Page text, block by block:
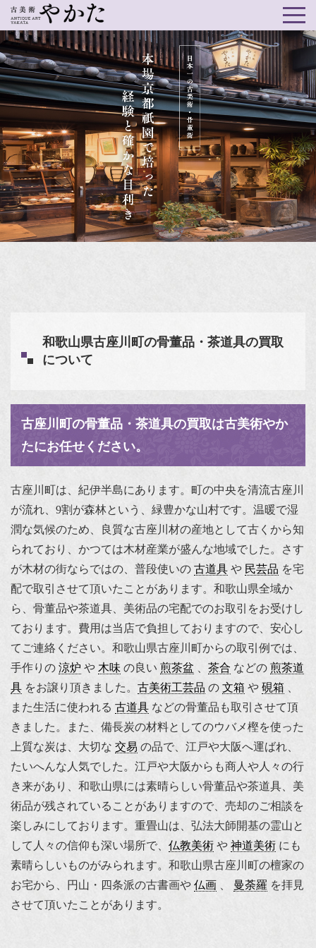
和歌山県古座川町の骨董品・茶道具の買取
について
古座川町の骨董品・茶道具の買取は古美術やか
たにお任せください。
古座川町は、紀伊半島にあります。町の中央を清流古座川
が流れ、9割が森林という、緑豊かな山村です。温暖で湿
潤な気候のため、良質な古座川材の産地として古くから知
られており、かつては木材産業が盛んな地域でした。さす
が木材の街ならではの、普段使いの 古道具 や 民芸品 を宅
配で取引させて頂いたことがあります。和歌山県全域か
ら、骨董品や茶道具、美術品の宅配でのお取引をお受けし
ております。費用は当店で負担しておりますので、安心し
てご連絡ください。和歌山県古座川町からの取引例では、
手作りの 涼炉 や 木味 の良い 煎茶盆 茶合 などの 煎茶道
具 をお譲り頂きました。 古美術工芸品 の 文箱 や 硯箱
また生活に使われる 古道具 などの骨董品も取引させて頂
きました。また、備長炭の材料としてのウバメ樫を使った
上質な炭は、大切な 交易 の品で、江戸や大阪へ運ばれ、
たいへんな人気でした。江戸や大阪からも商人や人々の行
き来があり、和歌山県には素晴らしい骨董品や茶道具、美
術品が残されていることがありますので、売却のご相談を
楽しみにしております。重畳山は、弘法大師開基の霊山と
して人々の信仰も深い場所で、 仏教美術 や 神道美術 にも
素晴らしいものがみられます。和歌山県古座川町の檀家の
お宅から、
円山・四条派の古書画や 仏画 曼荼羅 を拝見
させて頂いたことがあります。